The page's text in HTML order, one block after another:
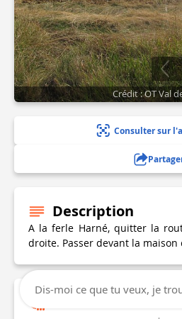
Crédit : OT Val
Consulter sur
Description
A la ferle Harné, quitter la
droite. Passer devant la
Informations
Dis-moi ce que tu veux, je